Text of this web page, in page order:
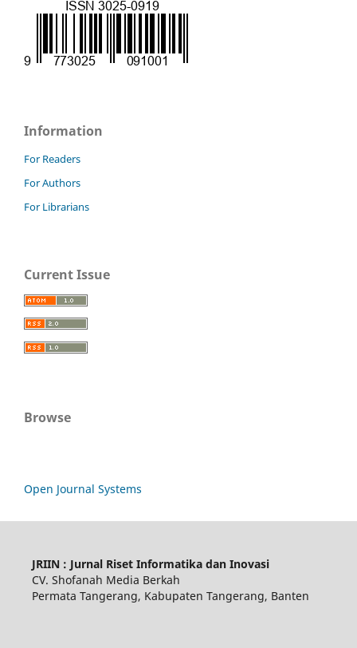
Information
For Readers
For Authors
For Librarians
Current Issue
Browse
Open Journal Systems
JRIIN : Jurnal Riset Informatika dan Inovasi
CV. Shofanah Media Berkah
Permata Tangerang, Kabupaten Tangerang, Banten